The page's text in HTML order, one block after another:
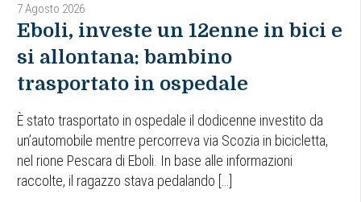
7 Agosto 2026
Eboli, investe un 12enne in bici e
si allontana: bambino
trasportato in ospedale
È stato trasportato in ospedale il dodicenne investito da
un’automobile mentre percorreva via Scozia in bicicletta,
nel rione Pescara di Eboli. In base alle informazioni
raccolte, il ragazzo stava pedalando […]